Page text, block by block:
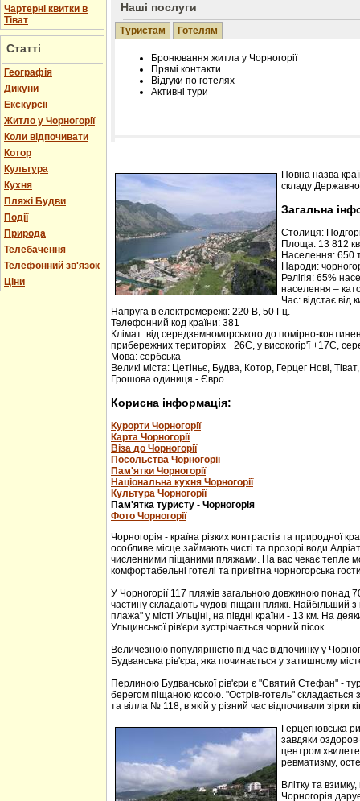
Чартерні квитки в
Тіват
Статті
Географія
Дикуни
Екскурсії
Житло у Чорногорії
Коли відпочивати
Котор
Культура
Кухня
Пляжі Будви
Події
Природа
Телебачення
Телефонний зв'язок
Ціни
Наші послуги
Туристам Готелям
Бронювання житла у Чорногорії
Прямі контакти
Відгуки по готелях
Активні тури
Розміщення інформації про готель на
Редагування інформації і цін на вимогу
Лічільник відвідувачів
Повна назва
складу
Загальна
Столиця:
Площа: 13 812
Населення: 650
Народи:
Релігія: 65%
населення –
Час: відстає від
Напруга в електромережі: 220 В, 50 Гц.
Телефонний код країни: 381
Клімат: від середземноморського до помірно-
прибережних територіях +26С, у високогір'ї +17С,
Мова: сербська
Великі міста: Цетіньє, Будва, Котор, Герцег Нові,
Грошова одиниця - Євро
Корисна інформація:
Курорти Чорногорії
Карта Чорногорії
Віза до Чорногорії
Посольства Чорногорії
Пам'ятки Чорногорії
Національна кухня Чорногорії
Культура Чорногорії
Пам'ятка туристу - Чорногорія
Фото Чорногорії
Чорногорія - країна різких контрастів та природної
особливе місце займають чисті та прозорі води
численними піщаними пляжами. На вас чекає тепле
комфортабельні готелі та привітна чорногорська
У Чорногорії 117 пляжів загальною довжиною понад
частину складають чудові піщані пляжі. Найбільший
плажа" у місті Ульціні, на півдні країни - 13 км. На
Ульцинської рів'єри зустрічається чорний пісок.
Величезною популярністю під час відпочинку у
Будванська рів'єра, яка починається у затишному
Перлиною Будванської рів'єри є "Святий Стефан" -
берегом піщаною косою. "Острів-готель"
та вілла № 118, в якій у різний час відпочивали зірки
Герцегновська
завдяки
центром
ревматизму,
Влітку та
Чорногорія